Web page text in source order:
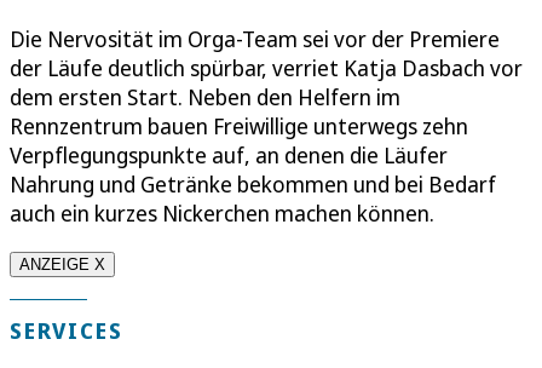
Die Nervosität im Orga-Team sei vor der Premiere
der Läufe deutlich spürbar, verriet Katja Dasbach vor
dem ersten Start. Neben den Helfern im
Rennzentrum bauen Freiwillige unterwegs zehn
Verpflegungspunkte auf, an denen die Läufer
Nahrung und Getränke bekommen und bei Bedarf
auch ein kurzes Nickerchen machen können.
ANZEIGE X
SERVICES